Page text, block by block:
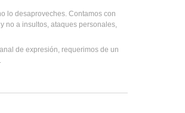
lo desaproveches. Contamos con
no a insultos, ataques personales,
de expresión, requerimos de un